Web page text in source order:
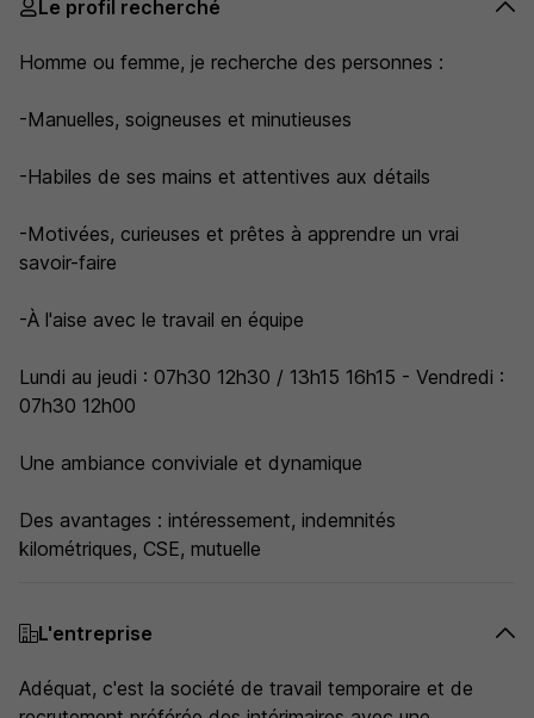
Le profil recherché
Homme ou femme, je recherche des personnes :
-Manuelles, soigneuses et minutieuses
-Habiles de ses mains et attentives aux détails
-Motivées, curieuses et prêtes à apprendre un vrai
savoir-faire
-À l'aise avec le travail en équipe
Lundi au jeudi : 07h30 12h30 / 13h15 16h15 - Vendredi :
07h30 12h00
Une ambiance conviviale et dynamique
Des avantages : intéressement, indemnités
kilométriques, CSE, mutuelle
L'entreprise
Adéquat, c'est la société de travail temporaire et de